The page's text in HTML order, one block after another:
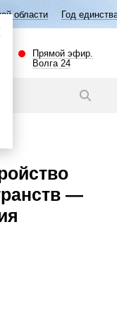
Год единства народов
Прямой эфир.
Волга 24
—